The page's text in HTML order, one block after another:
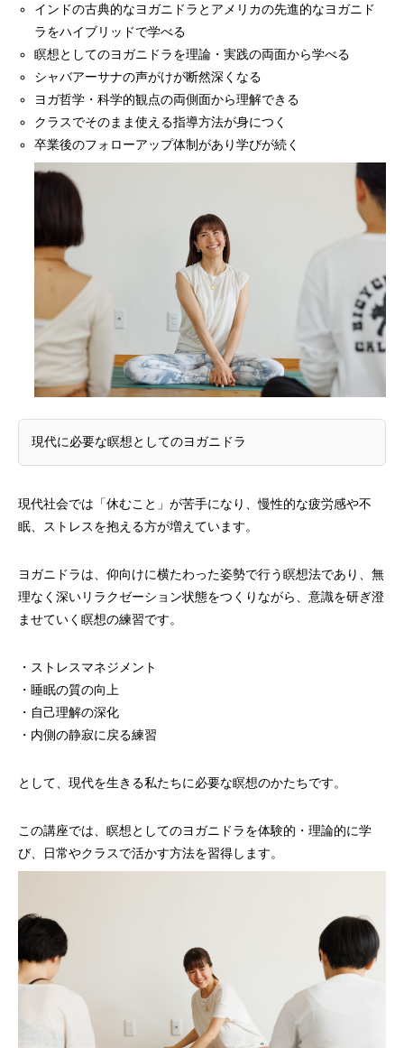
インドの古典的なヨガニドラとアメリカの先進的なヨガニド
ラをハイブリッドで学べる
瞑想としてのヨガニドラを理論・実践の両面から学べる
シャバアーサナの声がけが断然深くなる
ヨガ哲学・科学的観点の両側面から理解できる
クラスでそのまま使える指導方法が身につく
卒業後のフォローアップ体制があり学びが続く
現代に必要な瞑想としてのヨガニドラ
現代社会では「休むこと」が苦手になり、慢性的な疲労感や不
眠、ストレスを抱える方が増えています。
ヨガニドラは、仰向けに横たわった姿勢で行う瞑想法であり、無
理なく深いリラクゼーション状態をつくりながら、意識を研ぎ澄
ませていく瞑想の練習です。
・ストレスマネジメント
・睡眠の質の向上
・自己理解の深化
・内側の静寂に戻る練習
として、現代を生きる私たちに必要な瞑想のかたちです。
この講座では、瞑想としてのヨガニドラを体験的・理論的に学
び、日常やクラスで活かす方法を習得します。